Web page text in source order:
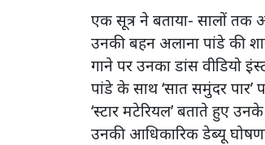
एक सूत्र ने बताया- सालों तक
उनकी बहन अलाना पांडे की
गाने पर उनका डांस वीडियो
पांडे के साथ ‘सात समुंदर
‘स्टार मटेरियल’ बताते हुए
उनकी आधिकारिक डेब्यू